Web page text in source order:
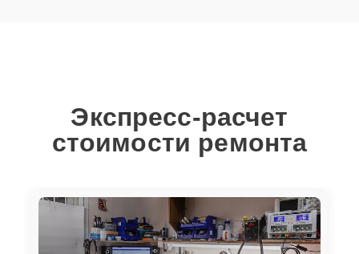
Экспресс-расчет
стоимости ремонта